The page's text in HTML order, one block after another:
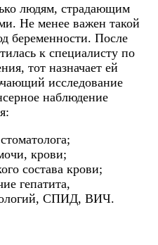
людям, страдающим
Не менее важен такой
беременности. После
к специалисту по
тот назначает ей
исследование
наблюдение
крови;
состава крови;
гепатита,
СПИД, ВИЧ.